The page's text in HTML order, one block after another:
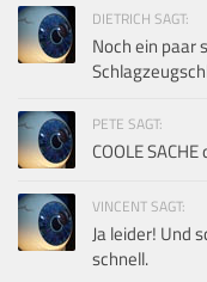
DIETRICH SAGT:
Noch ein paar
PETE SAGT:
COOLE SACHE
VINCENT SAGT:
Ja leider! Und
schnell.